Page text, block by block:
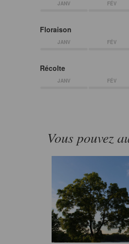
JANV FÉV
Floraison
JANV FÉV
Récolte
JANV FÉV
Vous pouvez